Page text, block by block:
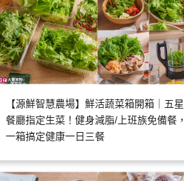
【源鮮智慧農場】鮮活蔬菜箱開箱｜五星
餐廳指定生菜！健身減脂/上班族免備餐，
一箱搞定健康一日三餐